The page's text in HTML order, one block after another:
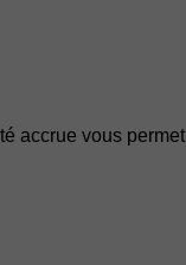
accrue vous